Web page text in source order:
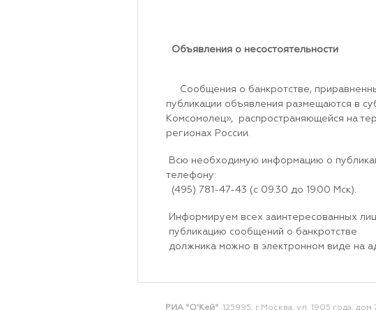
Объявления о несостоятельности
Сообщения о банкротстве,
публикации объявления размещаются в
Комсомолец», распространяющейся на
регионах России.
Всю необходимую информацию о
телефону:
(495) 781-47-43 (с 09.30 до 19.00 Мск).
Информируем всех заинтересованных
публикацию сообщений о банкротстве
должника можно в электронном виде на
РИА "О'Кей" ,125995, г.Москва, ул. 1905 года, дом